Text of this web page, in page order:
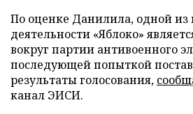
По оценке Данилила, одной из
деятельности «Яблоко»
вокруг партии антивоенного
последующей попыткой
результаты голосования,
канал ЭИСИ.